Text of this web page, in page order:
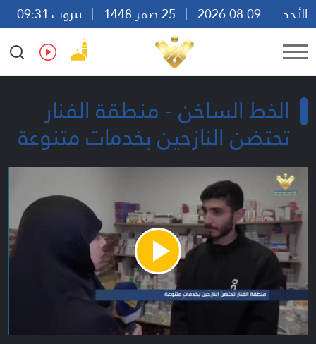
الأحد
بيروت 09:31
Ar
En Fr Es
الخط الساخن - منطقة الفنار
تحتضن النازحين بخدمات متنوعة
Play
Video